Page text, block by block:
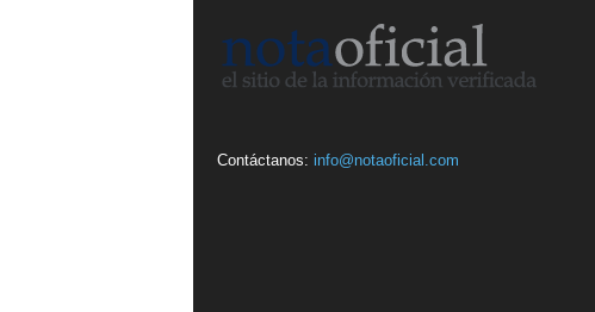
Contáctanos: info@notaoficial.com